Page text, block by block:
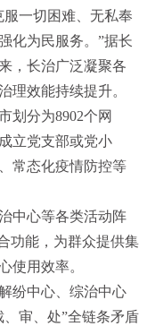
一切困难、无私奉
化为民服务。 ”据长
，长治广泛凝聚各
理效能持续提升。
划分为8902个网
立党支部或党小
常态化疫情防控等
中心等各类活动阵
功能，为群众提供集
使用效率。
纷中心、综治中心
、审、处”全链条矛盾